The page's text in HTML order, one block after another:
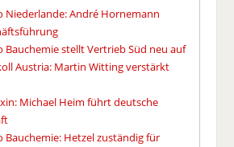
Niederlande: André Hornemann
Bauchemie stellt Vertrieb Süd neu auf
Austria: Martin Witting verstärkt
Michael Heim führt deutsche
Bauchemie: Hetzel zuständig für